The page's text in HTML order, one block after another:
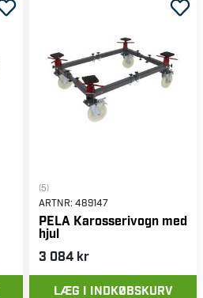
(5)
ARTNR: 489147
PELA Karosserivogn med
hjul
3 084 kr
LÆG I INDKØBSKURV